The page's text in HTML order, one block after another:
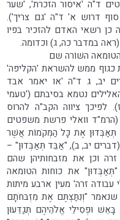
ד"ה 'איסור הזכרת', 'שער
סוף דרוש א' ד"ה 'גם צריך').
כן רשאי האדם להזכיר בפיו
במדבר כה, ג) וכדומה.
השׁוֹרה שם
כגוף ממש להשראת 'הקליפה'
יב, ג ד"ה 'או יאמר אבד
נטמא בסיבתם ('טעמי
לפיכך ציווה הקב"ה להרוס
וואלי פרשת משפטים
אֶת כָּל הַמְּקֹמוֹת אֲשֶׁר
יב, ב), "אַבֵּד תְּאַבְּדוּן" –
וכן את מזבחותיהן שהם
את כוחות הטומאה
זרה' מעין ארבע מיתות
שנאמר "וְנִתַּצְתֶּם אֶת מִזְבּחֹתָם
וּפְסִילֵי אֱלֹהֵיהֶם תְּגַדֵּעוּן